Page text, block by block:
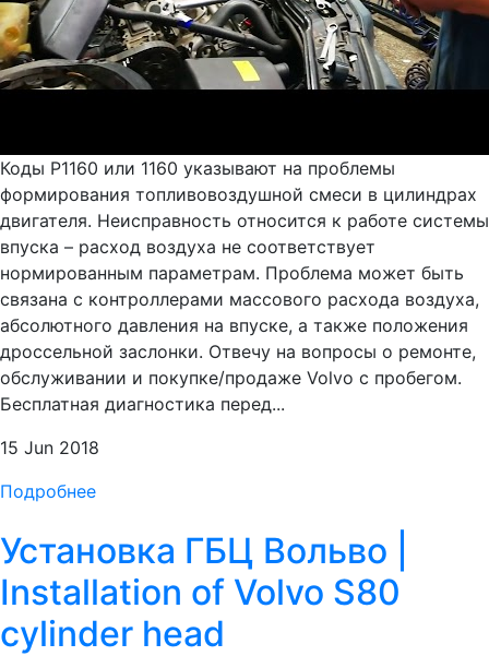
Коды Р1160 или 1160 указывают на проблемы
формирования топливовоздушной смеси в цилиндрах
двигателя. Неисправность относится к работе системы
впуска – расход воздуха не соответствует
нормированным параметрам. Проблема может быть
связана с контроллерами массового расхода воздуха,
абсолютного давления на впуске, а также положения
дроссельной заслонки. Отвечу на вопросы о ремонте,
обслуживании и покупке/продаже Volvo с пробегом.
Бесплатная диагностика перед...
15 Jun 2018
Подробнее
Установка ГБЦ Вольво |
Installation of Volvo S80
cylinder head